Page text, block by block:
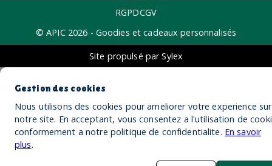
RGPDCGV
© APIC 2026 - Goodies et cadeaux personnalisés
Site propulsé par Sylex
Gestion des cookies
Nous utilisons des cookies pour ameliorer votre experience sur
notre site. En acceptant, vous consentez a l'utilisation de
conformement a notre politique de confidentialite. En savoir
plus.